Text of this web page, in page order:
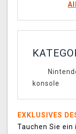
konsole
EXKLUSIVES
Tauchen Sie ein